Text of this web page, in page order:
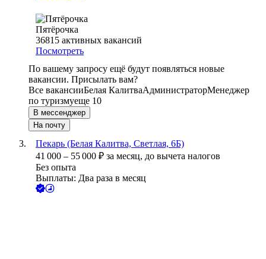
Пятёрочка
36815 активных вакансий
Посмотреть
По вашему запросу ещё будут появляться новые
вакансии. Присылать вам?
Все вакансииБелая КалитваАдминистраторМенеджер
по туризмуеще 10
В мессенджер
На почту
Пекарь (Белая Калитва, Светлая, 6Б)
41 000 – 55 000 ₽ за месяц, до вычета налогов
Без опыта
Выплаты: Два раза в месяц